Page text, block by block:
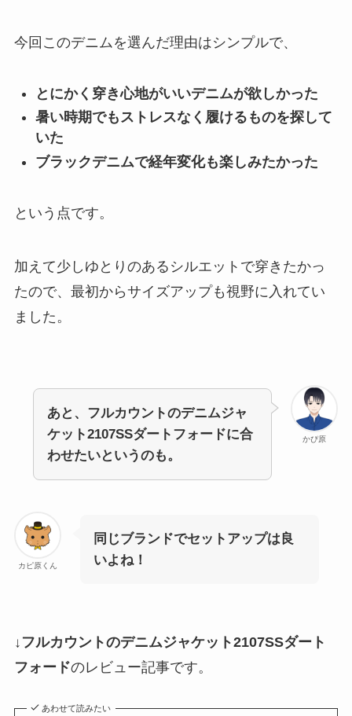
今回このデニムを選んだ理由はシンプルで、
とにかく穿き心地がいいデニムが欲しかった
暑い時期でもストレスなく履けるものを探して
いた
ブラックデニムで経年変化も楽しみたかった
という点です。
加えて少しゆとりのあるシルエットで穿きたかっ
たので、最初からサイズアップも視野に入れてい
ました。
かぴ原
あと、フルカウントのデニムジャ
ケット2107SSダートフォードに合
わせたいというのも。
カピ原くん
同じブランドでセットアップは良
いよね！
↓ フルカウントのデニムジャケット2107SSダート
フォードのレビュー記事です。
あわせて読みたい